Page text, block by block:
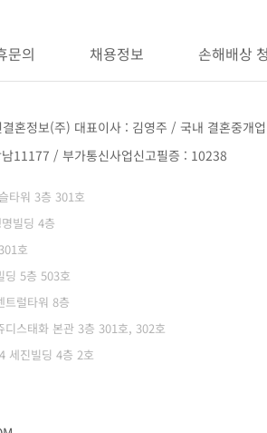
문의 채용정보 손해배상
혼정보(주) 대표이사 : 김영주 / 국내 결혼중개
11177 / 부가통신사업신고필증 : 10238
타워 3층 301호
빌딩 4층
호
딩 5층 503호
럴타워 8층
스태화 본관 3층 301호, 302호
세진빌딩 4층 2호